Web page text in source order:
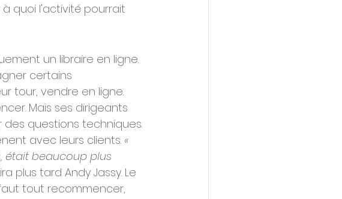
à quoi l'activité pourrait
un libraire en ligne.
certains
tour, vendre en ligne.
Mais ses dirigeants
questions techniques.
avec leurs clients. «
était beaucoup plus
plus tard Andy Jassy. Le
tout recommencer,